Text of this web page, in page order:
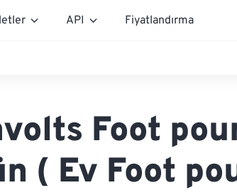
API Fiyatlandırma
Foot
( Ev Foot